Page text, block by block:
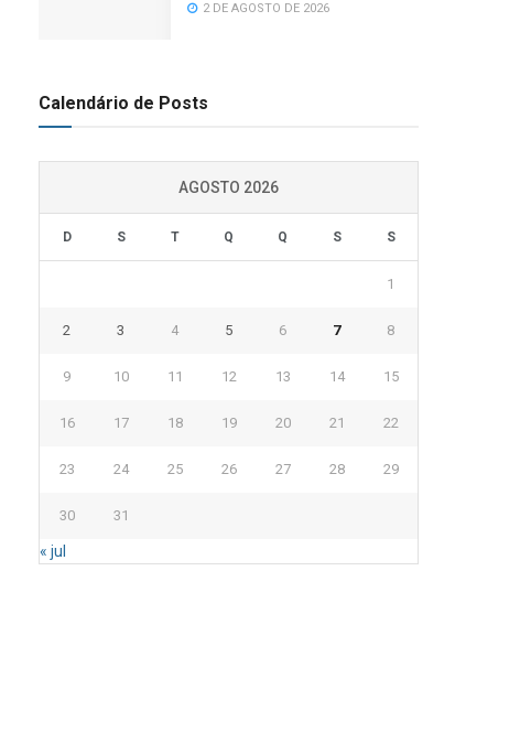
2 DE AGOSTO DE 2026
Calendário de Posts
AGOSTO 2026
D S T Q Q S S
1
2 3 4 5 6 7 8
9 10 11 12 13 14 15
16 17 18 19 20 21 22
23 24 25 26 27 28 29
30 31
« jul